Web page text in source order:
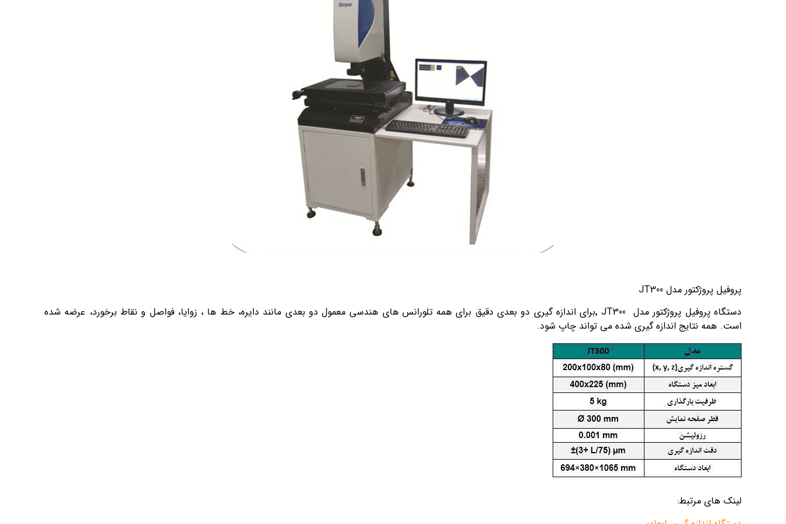
پروفيل پروژکتور مدلJT300
دستگاه پروفیل پروژکتور مدل JT300 ٬برای اندازه گیری دو بعدی دقیق برای همه تلورانس های هندسی معمول دو بعدی مانند دایره، خط ها ، زوایا، فواصل و نقاط برخورد، عرضه شده
است. همه نتایج اندازه گیری شده می تواند چاپ شود.
لینک های مرتبط: